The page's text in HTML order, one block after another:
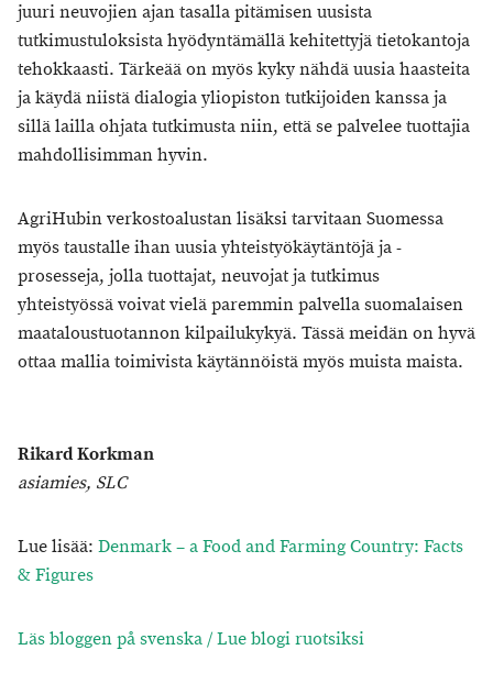
juuri neuvojien ajan tasalla pitämisen uusista
tutkimustuloksista hyödyntämällä kehitettyjä tietokantoja
tehokkaasti. Tärkeää on myös kyky nähdä uusia haasteita
ja käydä niistä dialogia yliopiston tutkijoiden kanssa ja
sillä lailla ohjata tutkimusta niin, että se palvelee tuottajia
mahdollisimman hyvin.
AgriHubin verkostoalustan lisäksi tarvitaan Suomessa
myös taustalle ihan uusia yhteistyökäytäntöjä ja -
prosesseja, jolla tuottajat, neuvojat ja tutkimus
yhteistyössä voivat vielä paremmin palvella suomalaisen
maataloustuotannon kilpailukykyä. Tässä meidän on hyvä
ottaa mallia toimivista käytännöistä myös muista maista.
Rikard Korkman
asiamies, SLC
Lue lisää: Denmark – a Food and Farming Country: Facts
& Figures
Läs bloggen på svenska / Lue blogi ruotsiksi